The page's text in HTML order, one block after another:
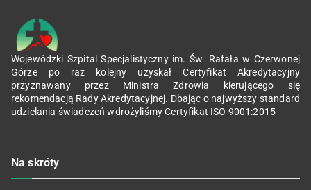
Wojewódzki Szpital Specjalistyczny im. Św. Rafała w Czerwonej
Górze po raz kolejny uzyskał Certyfikat Akredytacyjny
przyznawany przez Ministra Zdrowia kierującego się
rekomendacją Rady Akredytacyjnej. Dbając o najwyższy standard
udzielania świadczeń wdrożyliśmy Certyfikat ISO 9001:2015
Na skróty